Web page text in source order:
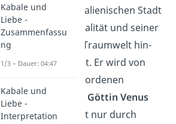
Florio, der in der italienischen Stadt
Lucca zwischen Realität und seiner
sehnsuchtsvollen Traumwelt hin-
und hergerissen ist. Er wird von
dem lebendig gewordenen
Marmorabbild der Göttin Venus
verführt und findet nur durch
Kabale und
Liebe -
Zusammenfassu
ng
1/3 – Dauer: 04:47
Kabale und
Liebe -
Interpretation